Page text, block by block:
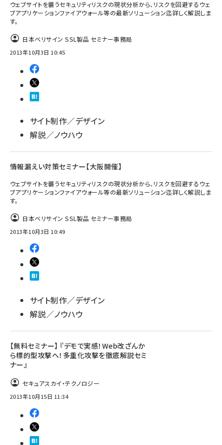
ウェブサイトを襲うセキュリティリスクの現状分析から、リスクを回避するウェ
ブアプリケーションファイアウォール等の最新ソリューション迄詳しく解説しま
す。
日本ベリサイン SSL製品 セミナー事務局
2013年10月3日 10:45
サイト制作／デザイン
解説／ノウハウ
情報漏えい対策セミナー【大阪開催】
ウェブサイトを襲うセキュリティリスクの現状分析から、リスクを回避するウェ
ブアプリケーションファイアウォール等の最新ソリューション迄詳しく解説しま
す。
日本ベリサイン SSL製品 セミナー事務局
2013年10月3日 10:49
サイト制作／デザイン
解説／ノウハウ
【無料セミナー】 『デモで実感！Web改ざんか
ら標的型攻撃へ！多重化攻撃を徹底解説セミ
ナー』
セキュアスカイ・テクノロジー
2013年10月15日 11:34